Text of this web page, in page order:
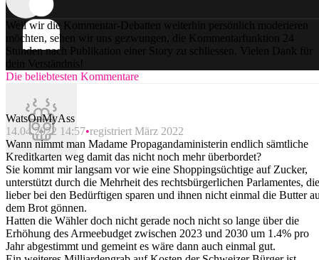
Weil wir die Kommentar-Debatten weiterhin persönlich moderieren
möchten, sehen wir uns gezwungen, die Kommentarfunktion 24
Stunden nach Publikation einer Story zu schliessen. Vielen Dank für
dein Verständnis!
Die beliebtesten Kommentare
WatsOnMyAss
14.04.2022 14:57 registriert März 2022
Wann nimmt man Madame Propagandaministerin endlich sämtliche
Kreditkarten weg damit das nicht noch mehr überbordet?
Sie kommt mir langsam vor wie eine Shoppingsüchtige auf Zucker,
unterstützt durch die Mehrheit des rechtsbürgerlichen Parlamentes, die
lieber bei den Bedürftigen sparen und ihnen nicht einmal die Butter
dem Brot gönnen.
Hatten die Wähler doch nicht gerade noch nicht so lange über die
Erhöhung des Armeebudget zwischen 2023 und 2030 um 1.4% pro
Jahr abgestimmt und gemeint es wäre dann auch einmal gut.